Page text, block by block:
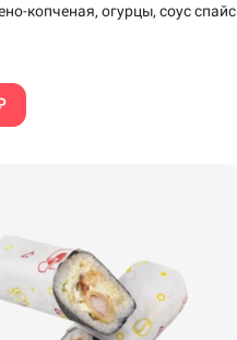
копченая, огурцы, соус спайс